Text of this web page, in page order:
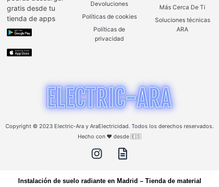
gratis desde tu
tienda de apps
Devoluciones
Políticas de cookies
Políticas de
privacidad
Más Cerca De Ti
Soluciones técnicas
ARA
Copyright © 2023 Electric-Ara y AraElectricidad. Todos los derechos reservados.
Hecho con ❤️ desde 🇪🇸
Instalación de suelo radiante en Madrid – Tienda de material